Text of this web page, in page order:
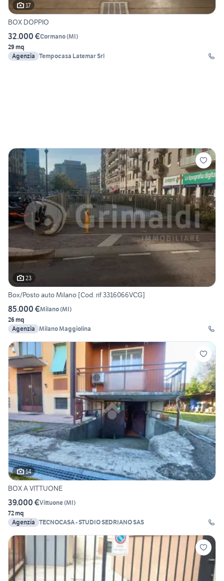
17
BOX DOPPIO
32.000 €Cormano(MI)
29 mq
Agenzia Tempocasa Latemar Srl
23
Box/Posto auto Milano [Cod. rif 3316066VCG]
85.000 €Milano(MI)
26 mq
Agenzia Milano Maggiolina
14
BOX A VITTUONE
39.000 €Vittuone(MI)
72 mq
Agenzia
TECNOCASA - STUDIO SEDRIANO SAS